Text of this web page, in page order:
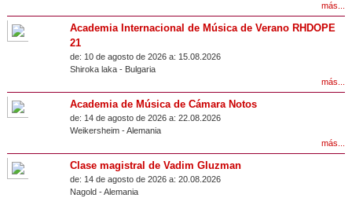
más...
Academia Internacional de Música de Verano RHDOPE
21
de: 10 de agosto de 2026 a: 15.08.2026
Shiroka laka- Bulgaria
más...
Academia de Música de Cámara Notos
de: 14 de agosto de 2026 a: 22.08.2026
Weikersheim-Alemania
más...
Clase magistral de Vadim Gluzman
de: 14 de agosto de 2026 a: 20.08.2026
Nagold-Alemania